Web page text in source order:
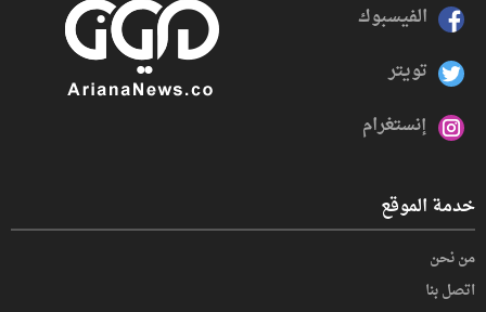
الفيسبوك
تويتر
إنستغرام
خدمة الموقع
من نحن
اتصل بنا